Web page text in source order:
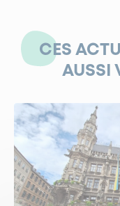
CES
AUSSI